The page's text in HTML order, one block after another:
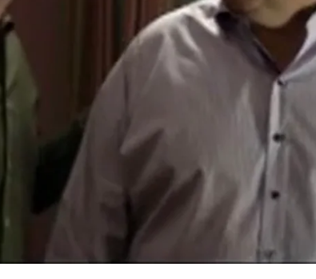
WhatsappFacebook
conseguir una
cliente. Por otro lado,
bici (algo que también tiene
y Cameron tropiezan con un
que resulta ser una persona